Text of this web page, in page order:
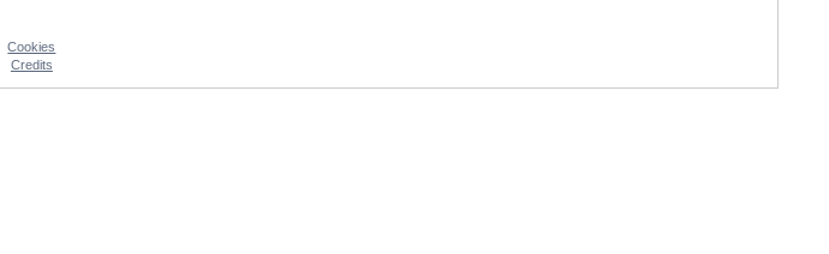
Cookies
Credits